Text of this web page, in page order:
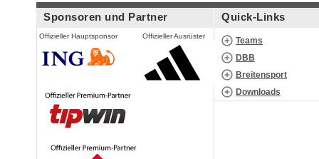
Sponsoren und Partner
Offizieller Hauptsponsor Offizieller Ausrüster
Quick-Links
Teams
DBB
Breitensport
Downloads